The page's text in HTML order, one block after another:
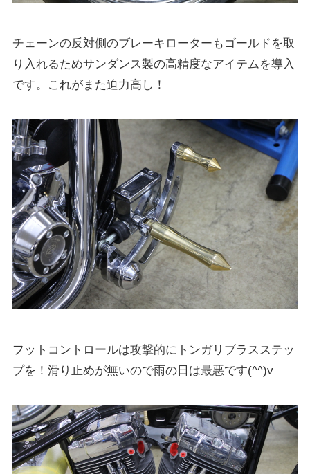
チェーンの反対側のブレーキローターもゴールドを取
り入れるためサンダンス製の高精度なアイテムを導入
です。これがまた迫力高し！
フットコントロールは攻撃的にトンガリブラスステッ
プを！滑り止めが無いので雨の日は最悪です(^^)v